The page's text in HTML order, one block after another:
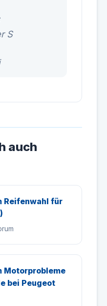
S
auch
Reifenwahl für
Motorprobleme
bei Peugeot